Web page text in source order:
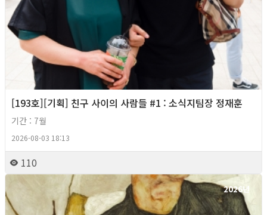
[193호][기획] 친구 사이의 사람들 #1 : 소식지팀장 정재훈
기간 : 7월
2026-08-03 18:13
110
2026년